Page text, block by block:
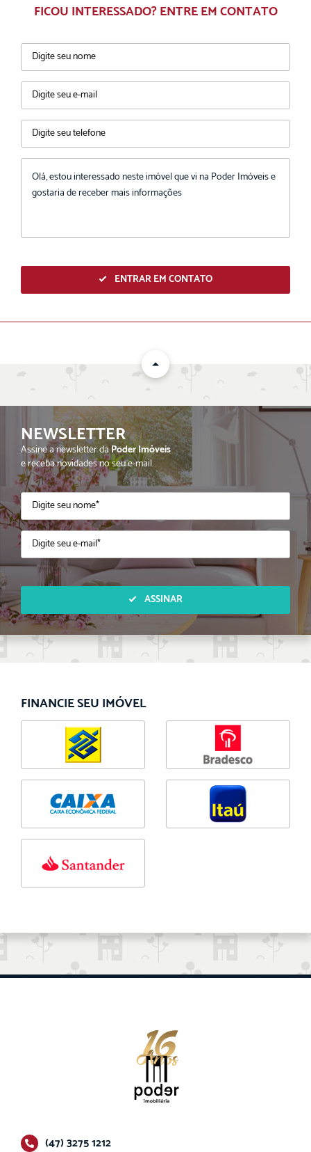
FICOU INTERESSADO? ENTRE EM CONTATO
ENTRAR EM CONTATO
ENVIAR
NEWSLETTER
Assine a newsletter daPoder Imóveis
e receba novidades no seu e-mail.
ASSINAR
FINANCIE SEU IMÓVEL
(47) 3275 1212